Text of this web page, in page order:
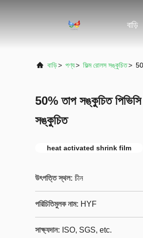
বাড়ি
বাড়ি> পণ্য> ফিল্ম রোলস সঙ্কুচিত>
50% তাপ সঙ্কুচিত
সঙ্কুচিত
heat activated shrink film
উৎপত্তি স্থল: চীন
পরিচিতিমুলক নাম: HYF
সাক্ষ্যদান: ISO, SGS, etc.